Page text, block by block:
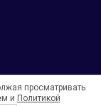
просматривать
и Политикой